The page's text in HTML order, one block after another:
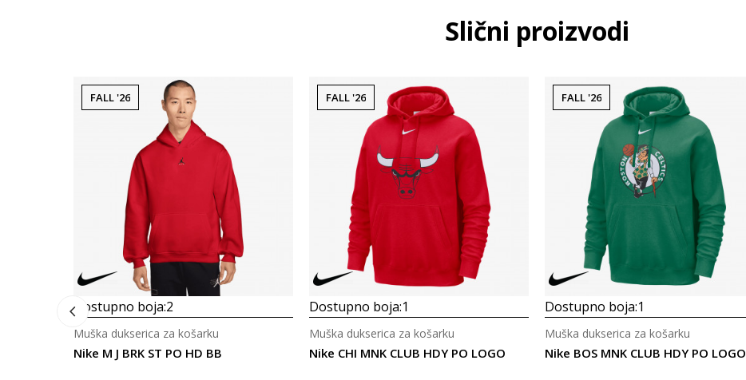
Slični proizvodi
FALL '26
Dostupno boja:2
Nike M J BRK ST PO HD BB
Muška dukserica za košarku
FALL '26
Dostupno boja:1
Nike CHI MNK CLUB HDY PO LOGO
Muška dukserica za košarku
FALL '26
Dostupno boja:1
Nike BOS MNK CLUB HDY PO LOGO
Muška dukserica za košarku